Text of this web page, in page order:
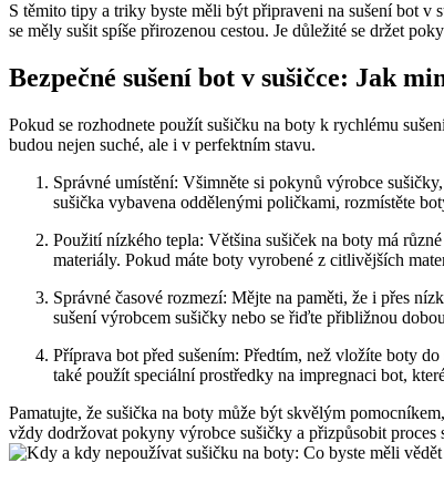
S ⁤těmito⁢ tipy a triky byste měli⁤ být připraveni na sušení bot v
se měly sušit spíše ‌přirozenou cestou. Je ‌důležité⁢ se držet
Bezpečné sušení bot ⁢v ⁢sušičce: ⁤Jak
Pokud ⁣se rozhodnete použít⁣ sušičku na ⁢boty k rychlému
budou nejen ‍suché, ale i v perfektním stavu.
Správné umístění: Všimněte si pokynů výrobce
sušička vybavena oddělenými poličkami, ‍rozmístěte
Použití nízkého ​tepla: Většina sušiček na boty má
materiály. Pokud⁣ máte ⁣boty⁤ vyrobené⁢ z citlivějších
Správné⁤ časové rozmezí:⁣ Mějte na paměti, že i‌ přes
sušení výrobcem ⁤sušičky nebo se‌ řiďte přibližnou
Příprava ⁢bot před sušením: Předtím, než ⁣vložíte boty
také‌ použít speciální ​prostředky na ​impregnaci bot,
Pamatujte, že ‌sušička na boty může⁢ být​ skvělým
vždy dodržovat pokyny výrobce sušičky a přizpůsobit proces